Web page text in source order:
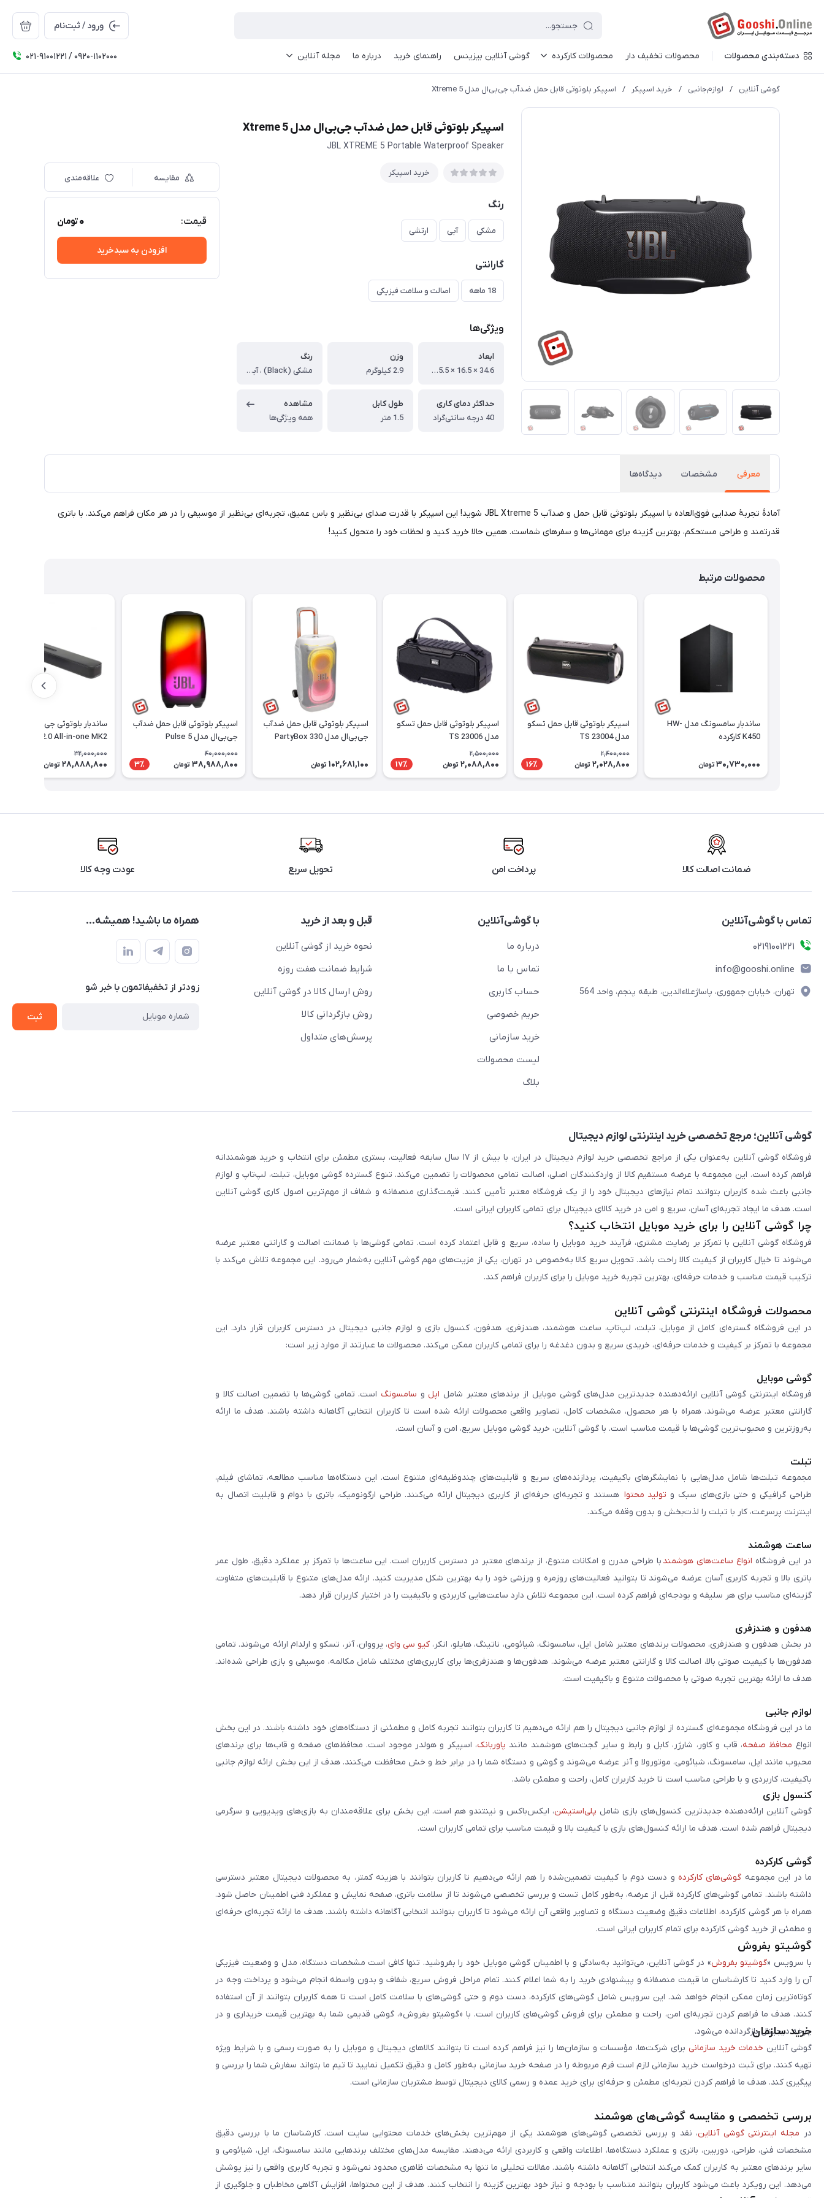
ورود / ثبت‌نام
دسته‌بندی محصولات محصولات تخفیف دار محصولات کارکرده گوشی آنلاین بیزینس راهنمای خرید درباره ما مجله آنلاین ۰۲۱-91001221 / 0920-1102000
گوشی آنلاین / لوازم‌جانبی / خرید اسپیکر / اسپیکر بلوتوثی قابل حمل ضدآب جی‌بی‌ال مدل Xtreme 5
اسپیکر بلوتوثی قابل حمل ضدآب جی‌بی‌ال مدل Xtreme 5
JBL XTREME 5 Portable Waterproof Speaker
خرید اسپیکر
رنگ
مشکی آبی ارتشی
گارانتی
18 ماهه اصالت و سلامت فیزیکی
ویژگی‌ها
ابعاد
34.6 × 16.5 × 15.5 سانتی‌متر
وزن
2.9 کیلوگرم
رنگ
مشکی (Black) ، آبی (Blue) ، ارتشی (Squad)
حداکثر دمای کاری
40 درجه سانتی‌گراد
طول کابل
1.5 متر
مشاهده
همه ویژگی‌ها
مقایسه علاقه‌مندی
قیمت: 0تومان
افزودن به سبدخرید
معرفی مشخصات دیدگاه‌ها
آمادهٔ تجربهٔ صدایی فوق‌العاده با اسپیکر بلوتوثی قابل حمل و ضدآب JBL Xtreme 5 شوید! این اسپیکر با قدرت صدای بی‌نظیر و باس عمیق، تجربه‌ای بی‌نظیر از موسیقی را در هر مکان فراهم می‌کند. با باتری
قدرتمند و طراحی مستحکم، بهترین گزینه برای مهمانی‌ها و سفرهای شماست. همین حالا خرید کنید و لحظات خود را متحول کنید!
محصولات مرتبط
ساندبار سامسونگ مدل HW-
K450 کارکرده
30,730,000 تومان
اسپیکر بلوتوثی قابل حمل تسکو
مدل TS 23004
2,400,000
2,028,800 تومان 16٪
اسپیکر بلوتوثی قابل حمل تسکو
مدل TS 23006
2,500,000
2,088,800 تومان 17٪
اسپیکر بلوتوثی قابل حمل ضدآب
جی‌بی‌ال مدل PartyBox 330
102,681,100 تومان
اسپیکر بلوتوثی قابل حمل ضدآب
جی‌بی‌ال مدل Pulse 5
40,000,000
38,988,800 تومان 3٪
ساندبار بلوتوثی جی‌بی‌ال مدل
Bar 2.0 All-in-one MK2
32,000,000
28,888,800 تومان
ضمانت اصالت کالا پرداخت امن تحویل سریع عودت وجه کالا
تماس با گوشی‌آنلاین
۰۲۱91001221
info@gooshi.online
تهران، خیابان جمهوری، پاساژعلاءالدین، طبقه پنجم، واحد 564
با گوشی‌آنلاین
درباره ما
تماس با ما
حساب کاربری
حریم خصوصی
خرید سازمانی
لیست محصولات
بلاگ
قبل و بعد از خرید
نحوه خرید از گوشی آنلاین
شرایط ضمانت هفت روزه
روش ارسال کالا در گوشی آنلاین
روش بازگردانی کالا
پرسش‌های متداول
همراه ما باشید! همیشه...
زودتر از تخفیفاتمون با خبر شو
ثبت
گوشی آنلاین؛ مرجع تخصصی خرید اینترنتی لوازم دیجیتال
فروشگاه گوشی آنلاین به‌عنوان یکی از مراجع تخصصی خرید لوازم دیجیتال در ایران، با بیش از ۱۷ سال سابقه فعالیت، بستری مطمئن برای انتخاب و خرید هوشمندانه
فراهم کرده است. این مجموعه با عرضه مستقیم کالا از واردکنندگان اصلی، اصالت تمامی محصولات را تضمین می‌کند. تنوع گسترده گوشی موبایل، تبلت، لپ‌تاپ و لوازم
جانبی باعث شده کاربران بتوانند تمام نیازهای دیجیتال خود را از یک فروشگاه معتبر تأمین کنند. قیمت‌گذاری منصفانه و شفاف از مهم‌ترین اصول کاری گوشی آنلاین
است. هدف ما ایجاد تجربه‌ای آسان، سریع و امن در خرید کالای دیجیتال برای تمامی کاربران ایرانی است.
چرا گوشی آنلاین را برای خرید موبایل انتخاب کنید؟
فروشگاه گوشی آنلاین با تمرکز بر رضایت مشتری، فرآیند خرید موبایل را ساده، سریع و قابل اعتماد کرده است. تمامی گوشی‌ها با ضمانت اصالت و گارانتی معتبر عرضه
می‌شوند تا خیال کاربران از کیفیت کالا راحت باشد. تحویل سریع کالا به‌خصوص در تهران، یکی از مزیت‌های مهم گوشی آنلاین به‌شمار می‌رود. این مجموعه تلاش می‌کند با
ترکیب قیمت مناسب و خدمات حرفه‌ای، بهترین تجربه خرید موبایل را برای کاربران فراهم کند.
محصولات فروشگاه اینترنتی گوشی آنلاین
در این فروشگاه گستره‌ای کامل از موبایل، تبلت، لپ‌تاپ، ساعت هوشمند، هندزفری، هدفون، کنسول بازی و لوازم جانبی دیجیتال در دسترس کاربران قرار دارد. این
مجموعه با تمرکز بر کیفیت و خدمات حرفه‌ای، خریدی سریع و بدون دغدغه را برای تمامی کاربران ممکن می‌کند. محصولات ما عبارتند از موارد زیر است:
گوشی موبایل
فروشگاه اینترنتی گوشی آنلاین ارائه‌دهنده جدیدترین مدل‌های گوشی موبایل از برندهای معتبر شامل اپل و سامسونگ است. تمامی گوشی‌ها با تضمین اصالت کالا و
گارانتی معتبر عرضه می‌شوند. همراه با هر محصول، مشخصات کامل، تصاویر واقعی محصولات ارائه شده است تا کاربران انتخابی آگاهانه داشته باشند. هدف ما ارائه
به‌روزترین و محبوب‌ترین گوشی‌ها با قیمت مناسب است. با گوشی آنلاین، خرید گوشی موبایل سریع، امن و آسان است.
تبلت
مجموعه تبلت‌ها شامل مدل‌هایی با نمایشگرهای باکیفیت، پردازنده‌های سریع و قابلیت‌های چندوظیفه‌ای متنوع است. این دستگاه‌ها مناسب مطالعه، تماشای فیلم،
طراحی گرافیکی و حتی بازی‌های سبک و تولید محتوا هستند و تجربه‌ای حرفه‌ای از کاربری دیجیتال ارائه می‌کنند. طراحی ارگونومیک، باتری با دوام و قابلیت اتصال به
اینترنت پرسرعت، کار با تبلت را لذت‌بخش و بدون وقفه می‌کند.
ساعت هوشمند
در این فروشگاه انواع ساعت‌های هوشمند با طراحی مدرن و امکانات متنوع، از برندهای معتبر در دسترس کاربران است. این ساعت‌ها با تمرکز بر عملکرد دقیق، طول عمر
باتری بالا و تجربه کاربری آسان عرضه می‌شوند تا بتوانید فعالیت‌های روزمره و ورزشی خود را به بهترین شکل مدیریت کنید. ارائه مدل‌های متنوع با قابلیت‌های متفاوت،
گزینه‌ای مناسب برای هر سلیقه و بودجه‌ای فراهم کرده است. این مجموعه تلاش دارد ساعت‌هایی کاربردی و باکیفیت را در اختیار کاربران قرار دهد.
هدفون و هندزفری
در بخش هدفون و هندزفری، محصولات برندهای معتبر شامل اپل، سامسونگ، شیائومی، ناتینگ، هایلو، انکر، کیو سی وای، پرووان، آنر، تسکو و ارلدام ارائه می‌شوند. تمامی
هدفون‌ها با کیفیت صوتی بالا، اصالت کالا و گارانتی معتبر عرضه می‌شوند. هدفون‌ها و هندزفری‌ها برای کاربری‌های مختلف شامل مکالمه، موسیقی و بازی طراحی شده‌اند.
هدف ما ارائه بهترین تجربه صوتی با محصولات متنوع و باکیفیت است.
لوازم جانبی
ما در این فروشگاه مجموعه‌ای گسترده از لوازم جانبی دیجیتال را هم ارائه می‌دهیم تا کاربران بتوانند تجربه کامل و مطمئنی از دستگاه‌های خود داشته باشند. در این بخش
انواع محافظ صفحه، قاب و کاور، شارژر، کابل و رابط و سایر گجت‌های هوشمند مانند پاوربانک، اسپیکر و هولدر موجود است. محافظ‌های صفحه و قاب‌ها برای برندهای
محبوب مانند اپل، سامسونگ، شیائومی، موتورولا و آنر عرضه می‌شوند و گوشی و دستگاه شما را در برابر خط و خش محافظت می‌کنند. هدف از این بخش ارائه لوازم جانبی
باکیفیت، کاربردی و با طراحی مناسب است تا خرید کاربران کامل، راحت و مطمئن باشد.
کنسول بازی
گوشی آنلاین ارائه‌دهنده جدیدترین کنسول‌های بازی شامل پلی‌استیشن، ایکس‌باکس و نینتندو هم است. این بخش برای علاقه‌مندان به بازی‌های ویدیویی و سرگرمی
دیجیتال فراهم شده است. هدف ما ارائه کنسول‌های بازی با کیفیت بالا و قیمت مناسب برای تمامی کاربران است.
گوشی کارکرده
ما در این مجموعه گوشی‌های کارکرده و دست دوم با کیفیت تضمین‌شده را هم ارائه می‌دهیم تا کاربران بتوانند با هزینه کمتر، به محصولات دیجیتال معتبر دسترسی
داشته باشند. تمامی گوشی‌های کارکرده قبل از عرضه، به‌طور کامل تست و بررسی تخصصی می‌شوند تا از سلامت باتری، صفحه نمایش و عملکرد فنی اطمینان حاصل شود.
همراه با هر گوشی کارکرده، اطلاعات دقیق وضعیت دستگاه و تصاویر واقعی آن ارائه می‌شود تا کاربران بتوانند انتخابی آگاهانه داشته باشند. هدف ما ارائه تجربه‌ای حرفه‌ای
و مطمئن از خرید گوشی کارکرده برای تمام کاربران ایرانی است.
گوشیتو بفروش
با سرویس «گوشیتو بفروش» در گوشی آنلاین، می‌توانید به‌سادگی و با اطمینان گوشی موبایل خود را بفروشید. تنها کافی است مشخصات دستگاه، مدل و وضعیت فیزیکی
آن را وارد کنید تا کارشناسان ما قیمت منصفانه و پیشنهادی خرید را به شما اعلام کنند. تمام مراحل فروش سریع، شفاف و بدون واسطه انجام می‌شود و پرداخت وجه در
کوتاه‌ترین زمان ممکن انجام خواهد شد. این سرویس شامل گوشی‌های کارکرده، دست دوم و حتی گوشی‌های با سلامت کامل است تا همه کاربران بتوانند از آن استفاده
کنند. هدف ما فراهم کردن تجربه‌ای امن، راحت و مطمئن برای فروش گوشی‌های کاربران است. با «گوشیتو بفروش»، گوشی قدیمی شما به بهترین قیمت خریداری و در
چرخه دیجیتال بازگردانده می‌شود.
خرید سازمان
گوشی آنلاین خدمات خرید سازمانی برای شرکت‌ها، مؤسسات و سازمان‌ها را نیز فراهم کرده است تا بتوانند کالاهای دیجیتال و موبایل را به صورت رسمی و با شرایط ویژه
تهیه کنند. برای ثبت درخواست خرید سازمانی لازم است فرم مربوطه را در صفحه خرید سازمانی به‌طور کامل و دقیق تکمیل نمایید تا تیم ما بتواند سفارش شما را بررسی و
پیگیری کند. هدف ما فراهم کردن تجربه‌ای مطمئن و حرفه‌ای برای خرید عمده و رسمی کالای دیجیتال توسط مشتریان سازمانی است.
بررسی تخصصی و مقایسه گوشی‌های هوشمند
در مجله اینترنتی گوشی آنلاین، نقد و بررسی تخصصی گوشی‌های هوشمند یکی از مهم‌ترین بخش‌های خدمات محتوایی سایت است. کارشناسان ما با بررسی دقیق
مشخصات فنی، طراحی، دوربین، باتری و عملکرد دستگاه‌ها، اطلاعات واقعی و کاربردی ارائه می‌دهند. مقایسه مدل‌های مختلف برندهایی مانند سامسونگ، اپل، شیائومی و
سایر برندهای معتبر به کاربران کمک می‌کند انتخابی آگاهانه داشته باشند. مقالات تحلیلی ما تنها به مشخصات ظاهری محدود نمی‌شود و تجربه کاربری واقعی را نیز پوشش
می‌دهد. این رویکرد باعث می‌شود کاربران بتوانند متناسب با بودجه و نیاز خود بهترین گزینه را انتخاب کنند. هدف از این محتواها، افزایش آگاهی مخاطبان و جلوگیری از